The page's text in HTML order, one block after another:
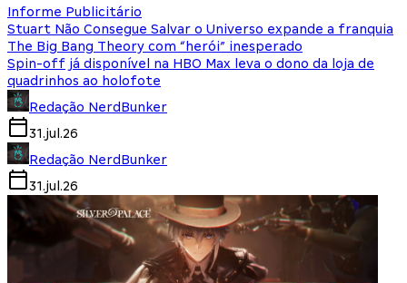
Informe Publicitário
Stuart Não Consegue Salvar o Universo expande a franquia
The Big Bang Theory com “herói” inesperado
Spin-off já disponível na HBO Max leva o dono da loja de
quadrinhos ao holofote
Redação NerdBunker
31.jul.26
Redação NerdBunker
31.jul.26